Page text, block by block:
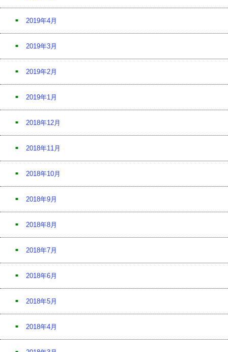
2019年4月
2019年3月
2019年2月
2019年1月
2018年12月
2018年11月
2018年10月
2018年9月
2018年8月
2018年7月
2018年6月
2018年5月
2018年4月